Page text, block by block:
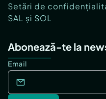
Setări de
SAL și SOL
Abonează-te la
Email